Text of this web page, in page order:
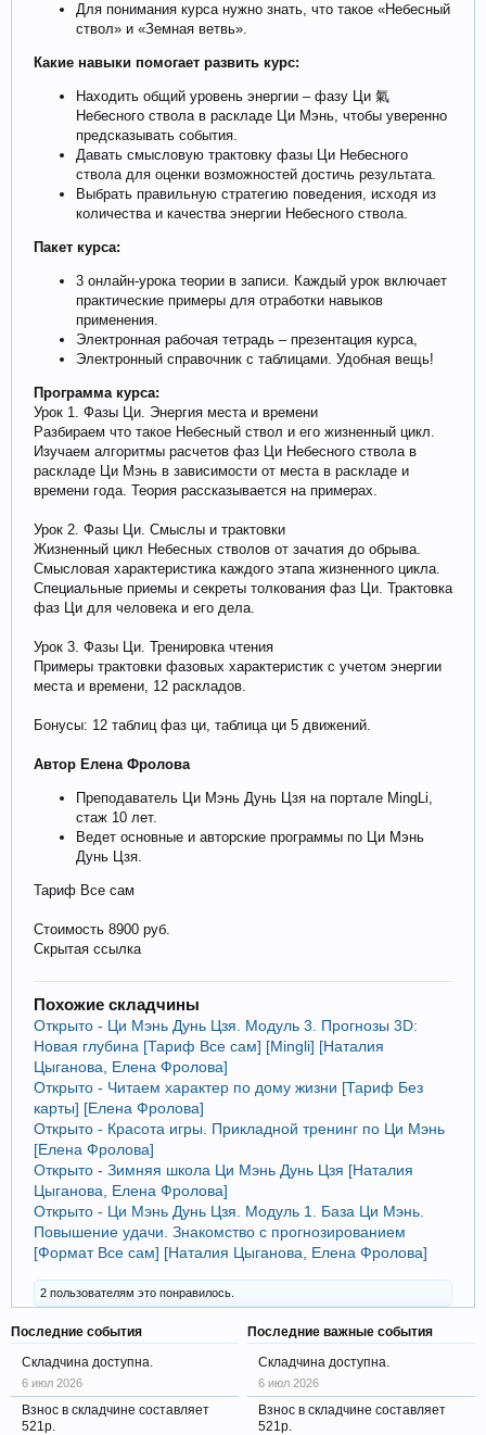
Для понимания курса нужно знать, что такое «Небесный
ствол» и «Земная ветвь».
Какие навыки помогает развить курс:
Находить общий уровень энергии – фазу Ци 氣
Небесного ствола в раскладе Ци Мэнь, чтобы уверенно
предсказывать события.
Давать смысловую трактовку фазы Ци Небесного
ствола для оценки возможностей достичь результата.
Выбрать правильную стратегию поведения, исходя из
количества и качества энергии Небесного ствола.
Пакет курса:
3 онлайн-урока теории в записи. Каждый урок включает
практические примеры для отработки навыков
применения.
Электронная рабочая тетрадь – презентация курса,
Электронный справочник с таблицами. Удобная вещь!
Программа курса:
Урок 1. Фазы Ци. Энергия места и времени
Разбираем что такое Небесный ствол и его жизненный цикл.
Изучаем алгоритмы расчетов фаз Ци Небесного ствола в
раскладе Ци Мэнь в зависимости от места в раскладе и
времени года. Теория рассказывается на примерах.
Урок 2. Фазы Ци. Смыслы и трактовки
Жизненный цикл Небесных стволов от зачатия до обрыва.
Смысловая характеристика каждого этапа жизненного цикла.
Специальные приемы и секреты толкования фаз Ци. Трактовка
фаз Ци для человека и его дела.
Урок 3. Фазы Ци. Тренировка чтения
Примеры трактовки фазовых характеристик с учетом энергии
места и времени, 12 раскладов.
Бонусы: 12 таблиц фаз ци, таблица ци 5 движений.
Автор Елена Фролова
Преподаватель Ци Мэнь Дунь Цзя на портале MingLi,
стаж 10 лет.
Ведет основные и авторские программы по Ци Мэнь
Дунь Цзя.
Тариф Все сам
Стоимость 8900 руб.
Скрытая ссылка
Похожие складчины
Открыто - Ци Мэнь Дунь Цзя. Модуль 3. Прогнозы 3D:
Новая глубина [Тариф Все сам] [Mingli] [Наталия
Цыганова, Елена Фролова]
Открыто - Читаем характер по дому жизни [Тариф Без
карты] [Елена Фролова]
Открыто - Красота игры. Прикладной тренинг по Ци Мэнь
[Елена Фролова]
Открыто - Зимняя школа Ци Мэнь Дунь Цзя [Наталия
Цыганова, Елена Фролова]
Открыто - Ци Мэнь Дунь Цзя. Модуль 1. База Ци Мэнь.
Повышение удачи. Знакомство с прогнозированием
[Формат Все сам] [Наталия Цыганова, Елена Фролова]
2 пользователям это понравилось.
Последние события
Складчина доступна.
6 июл 2026
Взнос в складчине составляет
521р.
Последние важные события
Складчина доступна.
6 июл 2026
Взнос в складчине составляет
521р.